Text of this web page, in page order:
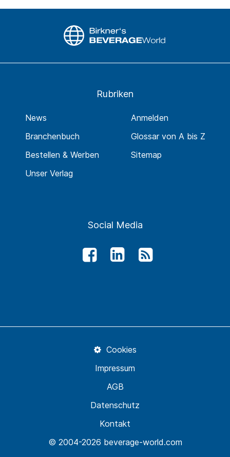
Rubriken
News
Branchenbuch
Bestellen & Werben
Unser Verlag
Anmelden
Glossar von A bis Z
Sitemap
Social Media
© 2004-2026 beverage-world.com
Kontakt
Datenschutz
AGB
Impressum
Cookies